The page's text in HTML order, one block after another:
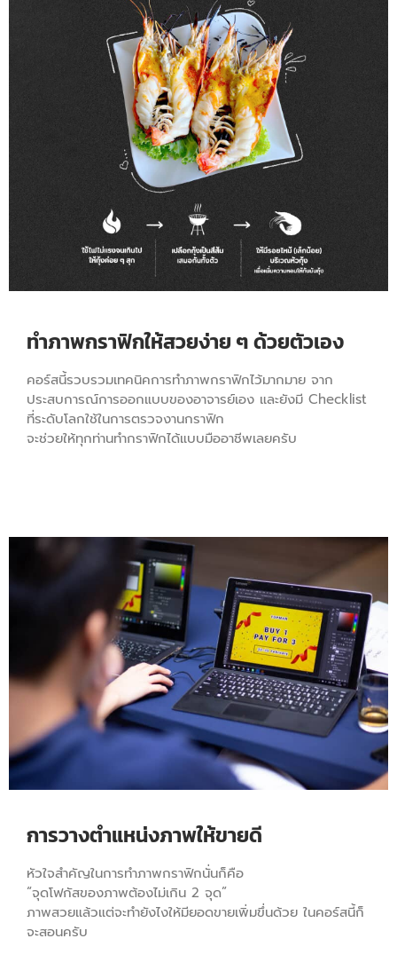
ทำภาพกราฟิกให้สวยง่าย ๆ ด้วยตัวเอง
คอร์สนี้รวบรวมเทคนิคการทำภาพกราฟิกไว้มากมาย จาก
ประสบการณ์การออกแบบของอาจารย์เอง และยังมี Checklist
ที่ระดับโลกใช้ในการตรวจงานกราฟิก
จะช่วยให้ทุกท่านทำกราฟิกได้แบบมืออาชีพเลยครับ
การวางตำแหน่งภาพให้ขายดี
หัวใจสำคัญในการทำภาพกราฟิกนั่นก็คือ
“จุดโฟกัสของภาพต้องไม่เกิน 2 จุด”
ภาพสวยแล้วแต่จะทำยังไงให้มียอดขายเพิ่มขึ่นด้วย ในคอร์สนี้ก็
จะสอนครับ